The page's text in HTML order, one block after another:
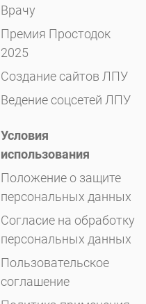
Врачу
Премия Простодок
2025
Создание сайтов ЛПУ
Ведение соцсетей ЛПУ
Условия
использования
Положение о защите
персональных данных
Согласие на обработку
персональных данных
Пользовательское
соглашение